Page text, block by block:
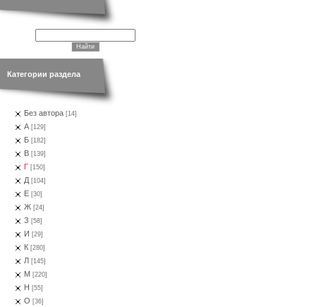
Категории раздела
Без автора [14]
А [129]
Б [182]
В [139]
Г [150]
Д [104]
Е [30]
Ж [24]
З [58]
И [29]
К [280]
Л [145]
М [220]
Н [55]
О [36]